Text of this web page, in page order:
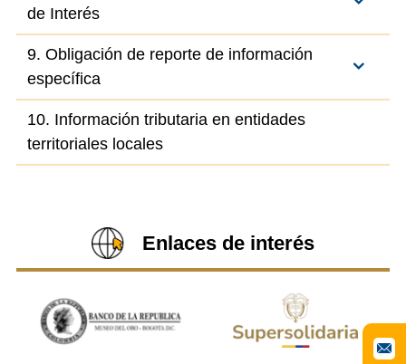
de Interés
9. Obligación de reporte de información
específica
10. Información tributaria en entidades
territoriales locales
Enlaces de interés